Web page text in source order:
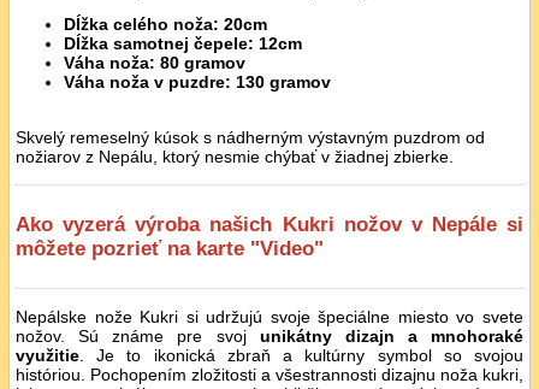
Dĺžka celého noža: 20cm
Dĺžka samotnej čepele: 12cm
Váha noža: 80 gramov
Váha noža v puzdre: 130 gramov
Skvelý remeselný kúsok s nádherným výstavným puzdrom od
nožiarov z Nepálu, ktorý nesmie chýbať v žiadnej zbierke.
Ako vyzerá výroba našich Kukri nožov v Nepále si
môžete pozrieť na karte "Video"
Nepálske nože Kukri si udržujú svoje špeciálne miesto vo svete
nožov. Sú známe pre svoj unikátny dizajn a mnohoraké
využitie. Je to ikonická zbraň a kultúrny symbol so svojou
históriou. Pochopením zložitosti a všestrannosti dizajnu noža kukri,